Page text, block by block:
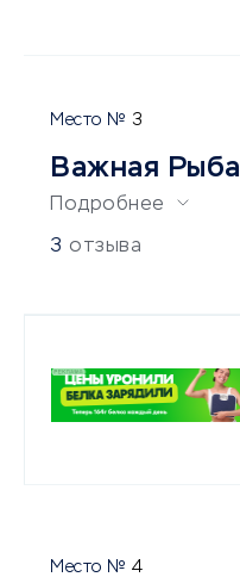
3
Важная Рыба
Подробнее
3 отзыва
4